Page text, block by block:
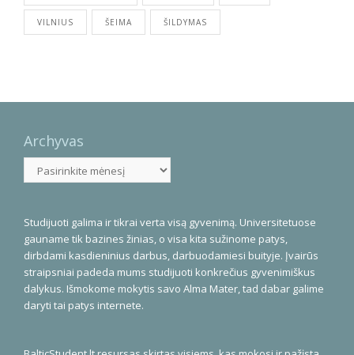
VILNIUS ŠEIMA ŠILDYMAS
Archyvas
Archyvas
Studijuoti galima ir tikrai verta visą gyvenimą. Universitetuose
gauname tik bazines žinias, o visa kita sužinome patys,
dirbdami kasdieninius darbus, darbuodamiesi buityje. Įvairūs
straipsniai padeda mums studijuoti konkrečius gyvenimiškus
dalykus. Išmokome mokytis savo Alma Mater, tad dabar galime
daryti tai patys internete.